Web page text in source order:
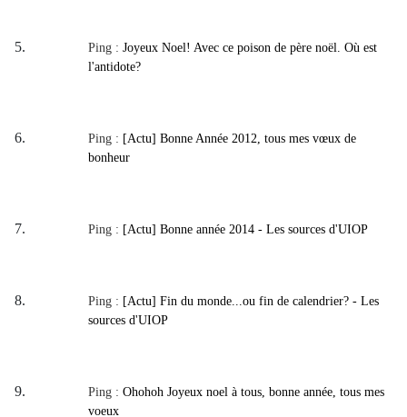
Ping : Joyeux Noel! Avec ce poison de père noël. Où est
l'antidote?
Ping : [Actu] Bonne Année 2012, tous mes vœux de
bonheur
Ping : [Actu] Bonne année 2014 - Les sources d'UIOP
Ping : [Actu] Fin du monde...ou fin de calendrier? - Les
sources d'UIOP
Ping : Ohohoh Joyeux noel à tous, bonne année, tous mes
voeux